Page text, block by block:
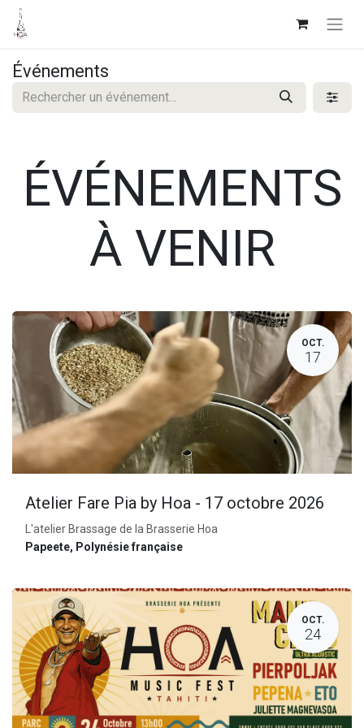
Événements
ÉVÉNEMENTS
À VENIR
OCT.
17
Atelier Fare Pia by Hoa - 17 octobre 2026
L'atelier Brassage de la Brasserie Hoa
Papeete, Polynésie française
OCT.
24